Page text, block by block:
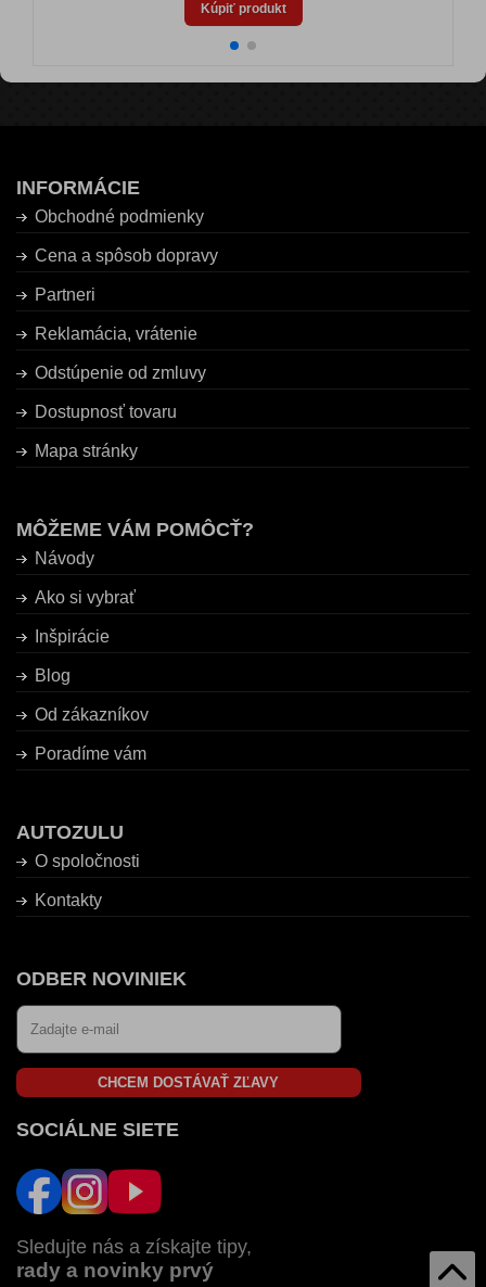
Kúpiť produkt
INFORMÁCIE
Obchodné podmienky
Cena a spôsob dopravy
Partneri
Reklamácia, vrátenie
Odstúpenie od zmluvy
Dostupnosť tovaru
Mapa stránky
MÔŽEME VÁM POMÔCŤ?
Návody
Ako si vybrať
Inšpirácie
Blog
Od zákazníkov
Poradíme vám
AUTOZULU
O spoločnosti
Kontakty
ODBER NOVINIEK
CHCEM DOSTÁVAŤ ZĽAVY
SOCIÁLNE SIETE
Sledujte nás a získajte tipy,
rady a novinky prvý